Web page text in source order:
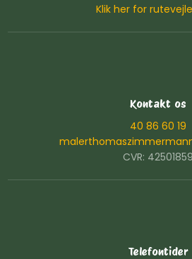
Klik her for
Kontakt os
40 86 60 19
CVR: 42501859
Telefontider